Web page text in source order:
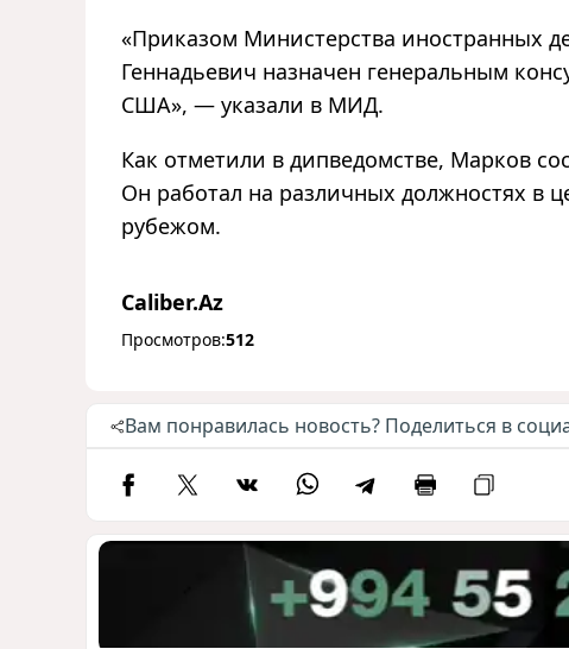
«Приказом Министерства иностранных
Геннадьевич назначен генеральным
США», — указали в МИД.
Как отметили в дипведомстве, Марков
Он работал на различных должностях в
рубежом.
Caliber.Az
Просмотров:512
Вам понравилась новость? Поделиться в